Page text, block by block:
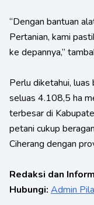
“Dengan bantuan
Pertanian, kami
ke depannya,”
Perlu diketahui, luas
seluas 4.108,5 ha
terbesar di
petani cukup
Ciherang dengan
Redaksi dan
Hubungi: Admin